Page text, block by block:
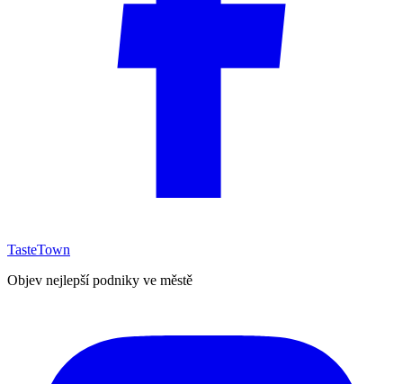
TasteTown
Objev nejlepší podniky ve městě